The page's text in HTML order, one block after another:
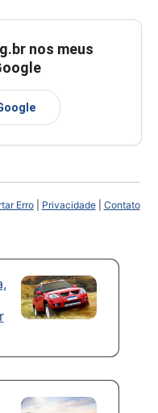
nos meus
Erro| Privacidade| Contato